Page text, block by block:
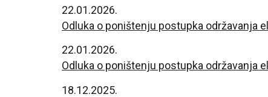
22.01.2026.
Odluka o poništenju postupka održavanja
22.01.2026.
Odluka o poništenju postupka održavanja
18.12.2025.